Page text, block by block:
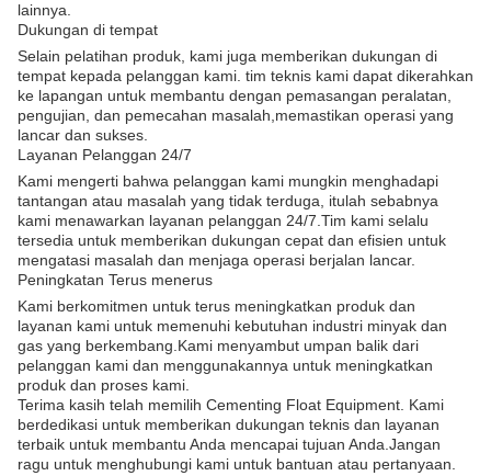
lainnya.
Dukungan di tempat
Selain pelatihan produk, kami juga memberikan dukungan di
tempat kepada pelanggan kami. tim teknis kami dapat dikerahkan
ke lapangan untuk membantu dengan pemasangan peralatan,
pengujian, dan pemecahan masalah,memastikan operasi yang
lancar dan sukses.
Layanan Pelanggan 24/7
Kami mengerti bahwa pelanggan kami mungkin menghadapi
tantangan atau masalah yang tidak terduga, itulah sebabnya
kami menawarkan layanan pelanggan 24/7.Tim kami selalu
tersedia untuk memberikan dukungan cepat dan efisien untuk
mengatasi masalah dan menjaga operasi berjalan lancar.
Peningkatan Terus menerus
Kami berkomitmen untuk terus meningkatkan produk dan
layanan kami untuk memenuhi kebutuhan industri minyak dan
gas yang berkembang.Kami menyambut umpan balik dari
pelanggan kami dan menggunakannya untuk meningkatkan
produk dan proses kami.
Terima kasih telah memilih Cementing Float Equipment. Kami
berdedikasi untuk memberikan dukungan teknis dan layanan
terbaik untuk membantu Anda mencapai tujuan Anda.Jangan
ragu untuk menghubungi kami untuk bantuan atau pertanyaan.